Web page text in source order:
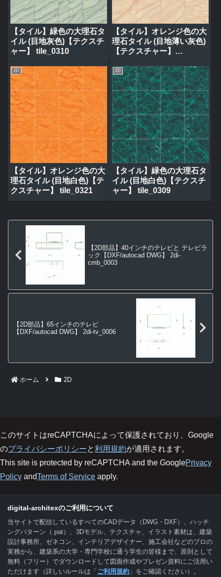
【タイル】緑色の大理石タ
イル (目地灰色)【テクスチ
ャー】 tile_0310
【タイル】オレンジ色の大
理石タイル (目地薄い灰色)
【テクスチャー】
2D
【タイル】オレンジ色の大
理石タイル (目地白色)【テ
クスチャー】 tile_0321
2D
【タイル】緑色の大理石タ
イル (目地白色)【テクスチ
ャー】 tile_0309
【2D部品】40インチのテレビと テレビラ
ック【DXF/autocad DWG】 2di-
cmb_0003
【2D部品】65インチのテレビ
【DXF/autocad DWG】 2di-tv_0006
ホーム 2D
このサイトはreCAPTCHAによって保護されており、Google
のプライバシーポリシーと利用規約が適用されます。
This site is protected by reCAPTCHA and the GooglePrivacy
Policy andTerms of Service apply.
digital-architexのご利用について
当サイトで配信しているすべてのCADデータ（DWG・DXF）、ハッチ
ングパターン（.pat）、3Dモデル、テクスチャ、イラスト素材は、建築
設計事務所、ゼネコン、インテリアデザイナー、施工会社などのプロの
実務から、建築系の大学・専門学校に通う学生の皆様まで、原則として
無料（フリー）でダウンロードして図面作成やプレゼン資料にご活用い
ただけます（詳しいルールは「 ご利用規約 」をご確認ください）。